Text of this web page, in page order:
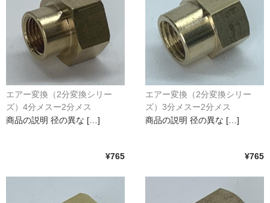
エアー変換（2分変換シリー
ズ）4分メスー2分メス
商品の説明 径の異な […]
¥765
エアー変換（2分変換シリー
ズ）3分メスー2分メス
商品の説明 径の異な […]
¥765